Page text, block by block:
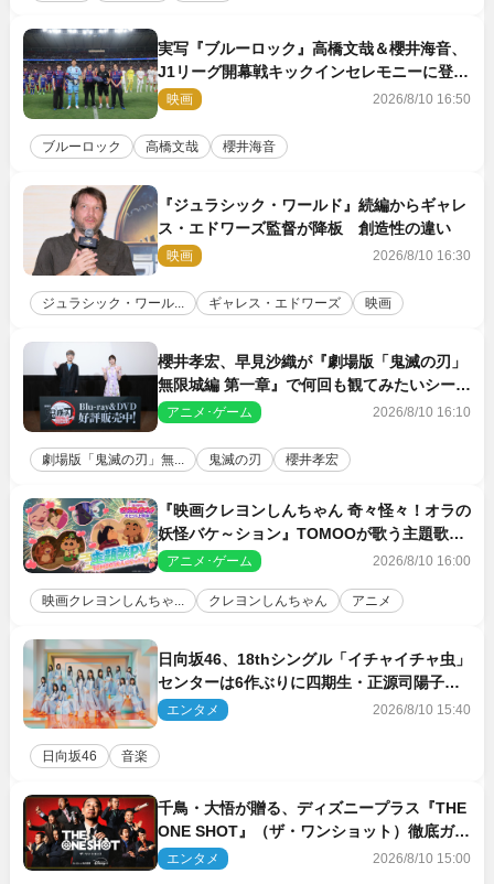
実写『ブルーロック』高橋文哉＆櫻井海音、
J1リーグ開幕戦キックインセレモニーに登場
＆喜びの声到着
映画 2026/8/10 16:50
ブルーロック 高橋文哉 櫻井海音
『ジュラシック・ワールド』続編からギャレ
ス・エドワーズ監督が降板 創造性の違い
映画 2026/8/10 16:30
ジュラシック・ワール... ギャレス・エドワーズ 映画
櫻井孝宏、早見沙織が『劇場版「鬼滅の刃」
無限城編 第一章』で何回も観てみたいシーン
とは？ イベントレポート到着
アニメ･ゲーム 2026/8/10 16:10
劇場版「鬼滅の刃」無... 鬼滅の刃 櫻井孝宏
『映画クレヨンしんちゃん 奇々怪々！オラの
妖怪バケ～ション』TOMOOが歌う主題歌
「大人になったら」PV解禁
アニメ･ゲーム 2026/8/10 16:00
映画クレヨンしんちゃ... クレヨンしんちゃん アニメ
日向坂46、18thシングル「イチャイチャ虫」
センターは6作ぶりに四期生・正源司陽子
新ビジュアル解禁
エンタメ 2026/8/10 15:40
日向坂46 音楽
千鳥・大悟が贈る、ディズニープラス『THE
ONE SHOT』（ザ・ワンショット）徹底ガイ
ド！ 今のお笑い界に一石を投じる“真の笑
エンタメ 2026/8/10 15:00